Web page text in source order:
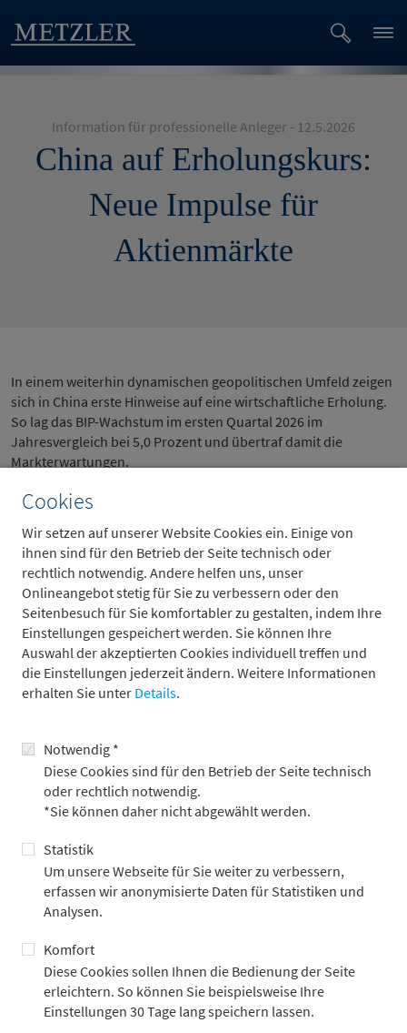
Cookies
Wir setzen auf unserer Website Cookies ein. Einige von
ihnen sind für den Betrieb der Seite technisch oder
rechtlich notwendig. Andere helfen uns, unser
Onlineangebot stetig für Sie zu verbessern oder den
Seitenbesuch für Sie komfortabler zu gestalten, indem Ihre
Einstellungen gespeichert werden. Sie können Ihre
Auswahl der akzeptierten Cookies individuell treffen und
die Einstellungen jederzeit ändern. Weitere Informationen
erhalten Sie unter Details.
Notwendig *
Diese Cookies sind für den Betrieb der Seite technisch
oder rechtlich notwendig.
*Sie können daher nicht abgewählt werden.
Statistik
Um unsere Webseite für Sie weiter zu verbessern,
erfassen wir anonymisierte Daten für Statistiken und
Analysen.
Komfort
Diese Cookies sollen Ihnen die Bedienung der Seite
erleichtern. So können Sie beispielsweise Ihre
Einstellungen 30 Tage lang speichern lassen.
Information für professionelle Anleger - 12.5.2026
China auf Erholungskurs:
Neue Impulse für
Aktienmärkte
In einem weiterhin dynamischen geopolitischen Umfeld zeigen
sich in China erste Hinweise auf eine wirtschaftliche Erholung.
So lag das BIP-Wachstum im ersten Quartal 2026 im
Jahresvergleich bei 5,0 Prozent und übertraf damit die
Markterwartungen.
Diese positive Entwicklung wird durch stabile Lieferketten
Auch der Immobilienmarkt zeigt erste Anzeichen einer
Bodenbildung, während die Bewertungen am A-Aktienmarkt
weiterhin auf einem vergleichsweise niedrigen Niveau liegen.
portfolio:update und Kurzüberblick zur
Strategie
Sie im aktuellen portfolio:update. Auf unserer Strategieseite
geben wir ergänzend dazu einen Überblick über unseren
Investmentansatz in China.
portfolio:update China